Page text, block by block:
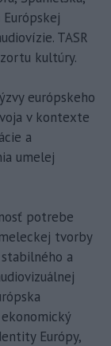
TASR
kultúry.
európskeho
v kontexte
a
umelej
potrebe
tvorby
a
Európy,